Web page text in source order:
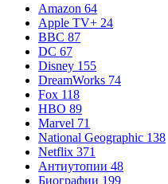
Amazon 64
Apple TV+ 24
BBC 87
DC 67
Disney 155
DreamWorks 74
Fox 118
HBO 89
Marvel 71
National Geographic 138
Netflix 371
Антиутопии 48
Биографии 199